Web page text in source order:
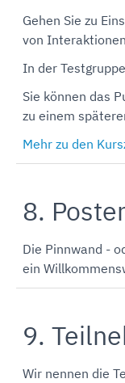
Gehen Sie zu
von
In der
Sie können das
zu einem
Mehr zu den
8.
Die Pinnwand -
ein
9.
Wir nennen die